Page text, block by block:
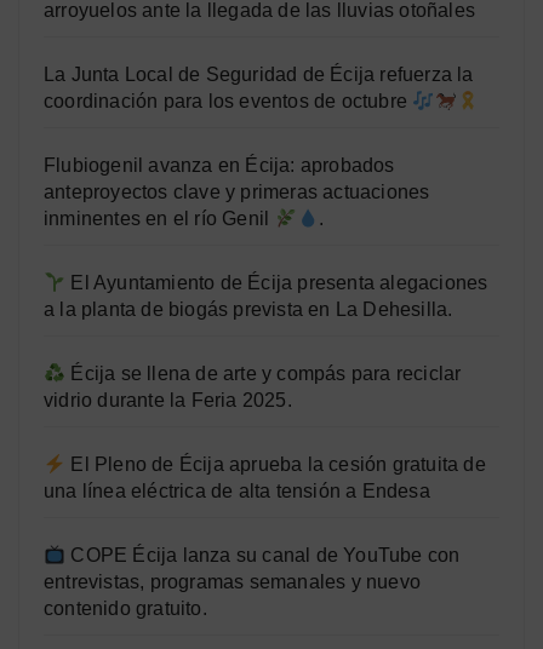
arroyuelos ante la llegada de las lluvias otoñales
La Junta Local de Seguridad de Écija refuerza la
coordinación para los eventos de octubre
Flubiogenil avanza en Écija: aprobados
anteproyectos clave y primeras actuaciones
inminentes en el río Genil
.
El Ayuntamiento de Écija presenta alegaciones
a la planta de biogás prevista en La Dehesilla.
Écija se llena de arte y compás para reciclar
vidrio durante la Feria 2025.
El Pleno de Écija aprueba la cesión gratuita de
una línea eléctrica de alta tensión a Endesa
COPE Écija lanza su canal de YouTube con
entrevistas, programas semanales y nuevo
contenido gratuito.